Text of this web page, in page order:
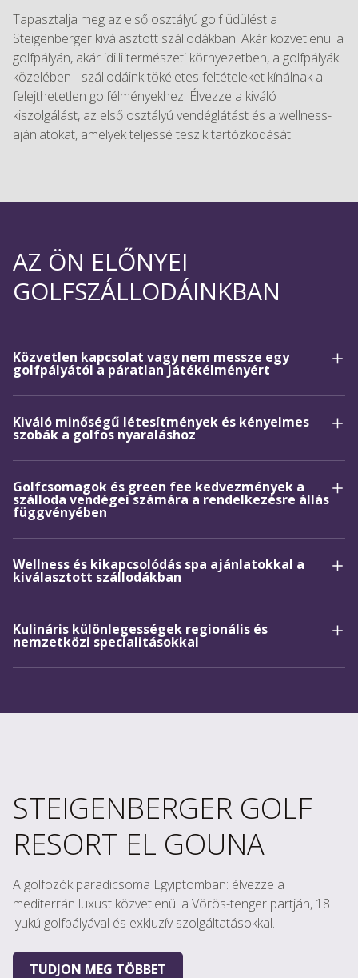
Tapasztalja meg az első osztályú golf üdülést a
Steigenberger kiválasztott szállodákban. Akár közvetlenül a
golfpályán, akár idilli természeti környezetben, a golfpályák
közelében - szállodáink tökéletes feltételeket kínálnak a
felejthetetlen golfélményekhez. Élvezze a kiváló
kiszolgálást, az első osztályú vendéglátást és a wellness-
ajánlatokat, amelyek teljessé teszik tartózkodását.
AZ ÖN ELŐNYEI
GOLFSZÁLLODÁINKBAN
Közvetlen kapcsolat vagy nem messze egy
golfpályától a páratlan játékélményért
Kiváló minőségű létesítmények és kényelmes
szobák a golfos nyaraláshoz
Golfcsomagok és green fee kedvezmények a
szálloda vendégei számára a rendelkezésre állás
függvényében
Wellness és kikapcsolódás spa ajánlatokkal a
kiválasztott szállodákban
Kulináris különlegességek regionális és
nemzetközi specialitásokkal
STEIGENBERGER GOLF
RESORT EL GOUNA
A golfozók paradicsoma Egyiptomban: élvezze a
mediterrán luxust közvetlenül a Vörös-tenger partján, 18
lyukú golfpályával és exkluzív szolgáltatásokkal.
TUDJON MEG TÖBBET